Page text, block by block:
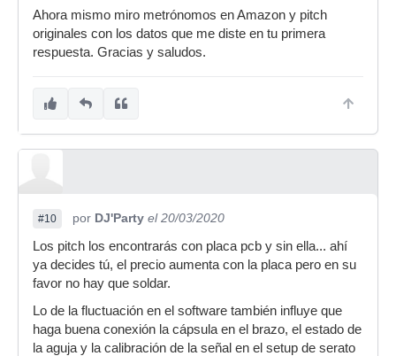
Ahora mismo miro metrónomos en Amazon y pitch
originales con los datos que me diste en tu primera
respuesta. Gracias y saludos.
#10 por DJ'Party el 20/03/2020
Los pitch los encontrarás con placa pcb y sin ella... ahí
ya decides tú, el precio aumenta con la placa pero en su
favor no hay que soldar.
Lo de la fluctuación en el software también influye que
haga buena conexión la cápsula en el brazo, el estado de
la aguja y la calibración de la señal en el setup de serato